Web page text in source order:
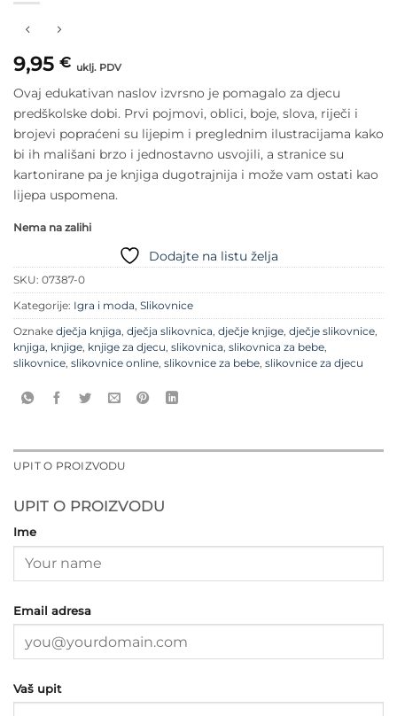
9,95 € uklj. PDV
Ovaj edukativan naslov izvrsno je pomagalo za djecu
predškolske dobi. Prvi pojmovi, oblici, boje, slova, riječi i
brojevi popraćeni su lijepim i preglednim ilustracijama kako
bi ih mališani brzo i jednostavno usvojili, a stranice su
kartonirane pa je knjiga dugotrajnija i može vam ostati kao
lijepa uspomena.
Nema na zalihi
Dodajte na listu želja
SKU: 07387-0
Kategorije: Igra i moda, Slikovnice
Oznake dječja knjiga, dječja slikovnica, dječje knjige, dječje slikovnice,
knjiga, knjige, knjige za djecu, slikovnica, slikovnica za bebe,
slikovnice, slikovnice online, slikovnice za bebe, slikovnice za djecu
UPIT O PROIZVODU
UPIT O PROIZVODU
Ime
Email adresa
Vaš upit